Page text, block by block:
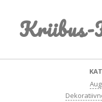
contentKriibus-